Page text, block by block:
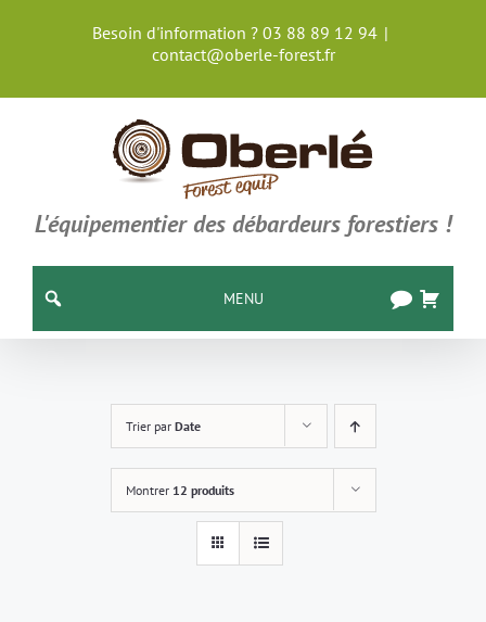
Besoin d'information ? 03 88 89 12 94 |
contact@oberle-forest.fr
L'équipementier des débardeurs forestiers !
MENU
Trier par Date
Montrer 12 produits